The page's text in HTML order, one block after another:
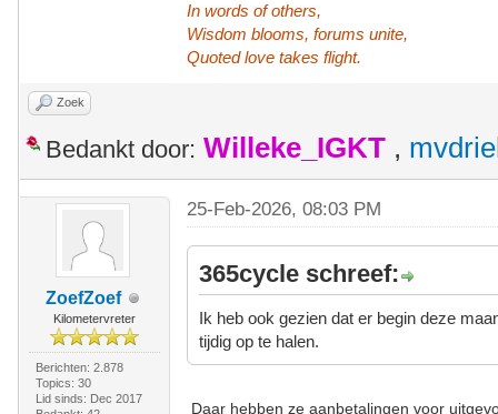
In words of others,
Wisdom blooms, forums unite,
Quoted love takes flight.
Zoek
Bedankt door: Willeke_IGKT ,
ZoefZoef
Kilometervreter
Berichten: 2.878
Topics: 30
Lid sinds: Dec 2017
25-Feb-2026, 08:03 PM
365cycle schreef:
Ik heb ook gezien dat er begin deze
tijdig op te halen.
Daar hebben ze aanbetalingen voor